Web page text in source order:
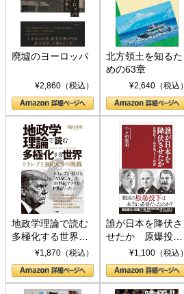
廃墟のヨーロッパ
¥2,860（税込）
北方領土を知るた
めの63章
¥2,640（税込）
地政学理論で読む
多極化する世界：
トランプとBRICS
の挑戦
¥1,870（税込）
誰が日本を降伏さ
せたか 原爆投
下、ソ連参戦、そ
して聖断 (PHP新
書)
¥1,100（税込）